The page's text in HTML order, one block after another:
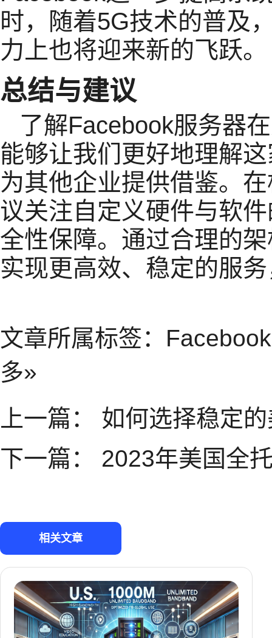
时，随着5G技术的普及
力上也将迎来新的飞跃。
总结与建议
了解Facebook服务器
能够让我们更好地理解
为其他企业提供借鉴。
议关注自定义硬件与软
全性保障。通过合理的
实现更高效、稳定的服
文章所属标签：
多»
上一篇：
如何选择稳定
下一篇：
2023年美国全
相关文章